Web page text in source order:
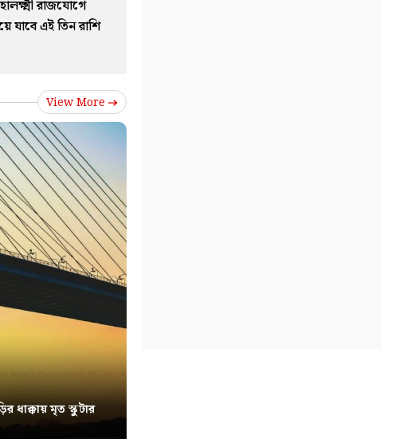
রাজযোগে
যাবে এই তিন রাশি
View More
ধাক্কায় মৃত স্কুটার